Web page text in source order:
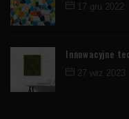
17 gru 2022
Innowacyjne
27 wrz 2023